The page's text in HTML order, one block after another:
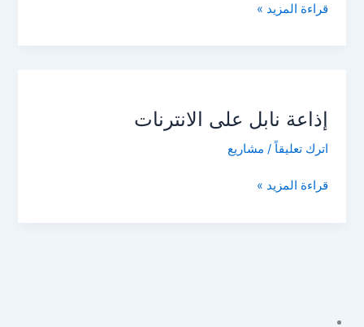
قراءة المزيد »
إذاعة نابل على الانترنات
اترك تعليقاً / مشاريع
على
قراءة المزيد »